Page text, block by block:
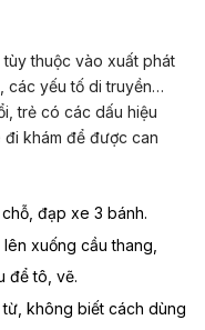
thuộc vào xuất phát
các yếu tố di truyền…
trẻ có các dấu hiệu
đi khám để được can
đạp xe 3 bánh.
xuống cầu thang,
để tô, vẽ.
không biết cách dùng